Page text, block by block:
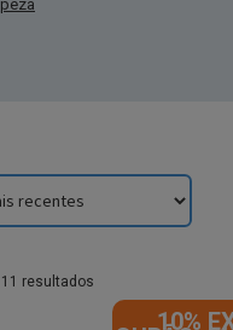
resultados
latest
10%